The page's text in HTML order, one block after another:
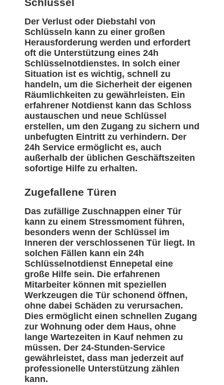
Schlüssel
Der Verlust oder Diebstahl von
Schlüsseln kann zu einer großen
Herausforderung werden und erfordert
oft die Unterstützung eines 24h
Schlüsselnotdienstes. In solch einer
Situation ist es wichtig, schnell zu
handeln, um die Sicherheit der eigenen
Räumlichkeiten zu gewährleisten. Ein
erfahrener Notdienst kann das Schloss
austauschen und neue Schlüssel
erstellen, um den Zugang zu sichern und
unbefugten Eintritt zu verhindern. Der
24h Service ermöglicht es, auch
außerhalb der üblichen Geschäftszeiten
sofortige Hilfe zu erhalten.
Zugefallene Türen
Das zufällige Zuschnappen einer Tür
kann zu einem Stressmoment führen,
besonders wenn der Schlüssel im
Inneren der verschlossenen Tür liegt. In
solchen Fällen kann ein 24h
Schlüsselnotdienst Ennepetal eine
große Hilfe sein. Die erfahrenen
Mitarbeiter können mit speziellen
Werkzeugen die Tür schonend öffnen,
ohne dabei Schäden zu verursachen.
Dies ermöglicht einen schnellen Zugang
zur Wohnung oder dem Haus, ohne
lange Wartezeiten in Kauf nehmen zu
müssen. Der 24-Stunden-Service
gewährleistet, dass man jederzeit auf
professionelle Unterstützung zählen
kann.